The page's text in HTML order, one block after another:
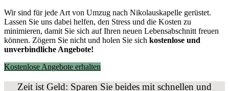
Wir sind für jede Art von Umzug nach Nikolauskapelle gerüstet.
Lassen Sie uns dabei helfen, den Stress und die Kosten zu
minimieren, damit Sie sich auf Ihren neuen Lebensabschnitt freuen
können. Zögern Sie nicht und holen Sie sich kostenlose und
unverbindliche Angebote!
Kostenlose Angebote erhalten
Zeit ist Geld: Sparen Sie beides mit schnellen und